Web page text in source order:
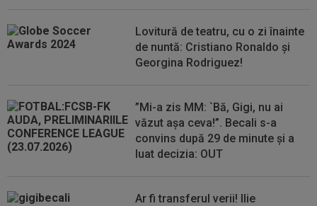
13:45
Virginia Ruzici a dat verdictul despre viața
personală a Simonei Halep
Lovitură de teatru, cu o zi înainte
de nuntă: Cristiano Ronaldo și
Georgina Rodriguez!
”Mi-a zis MM: `Bă, Gigi, nu ai
văzut așa ceva!”. Becali s-a
convins după 29 de minute și a
luat decizia: OUT
Ar fi transferul verii! Ilie